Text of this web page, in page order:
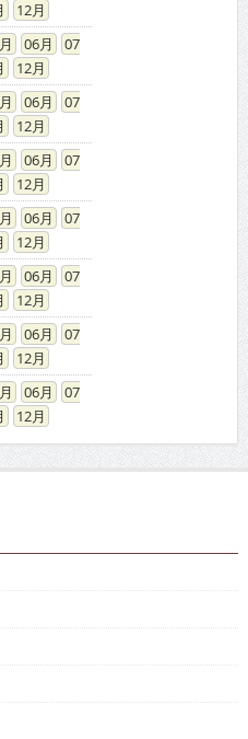
12
06
07
12
06
07
12
06
07
12
06
07
12
06
07
12
06
07
12
06
07
12